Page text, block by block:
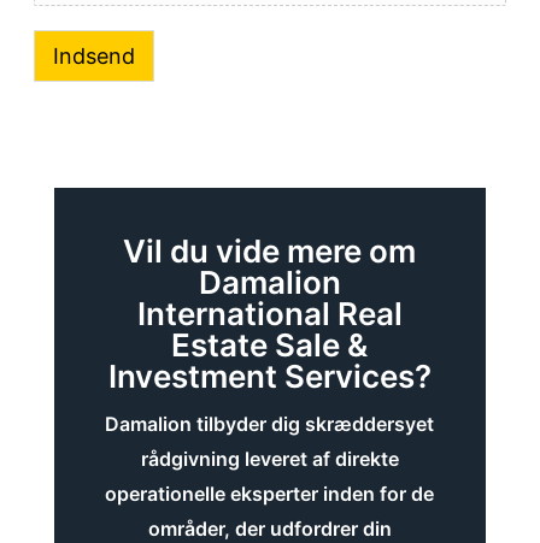
Indsend
Vil du vide mere om
Damalion
International Real
Estate Sale &
Investment Services?
Damalion tilbyder dig skræddersyet
rådgivning leveret af direkte
operationelle eksperter inden for de
områder, der udfordrer din